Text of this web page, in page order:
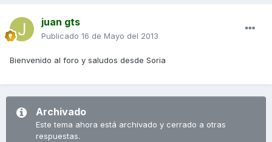
juan gts
Publicado 16 de Mayo del 2013
Bienvenido al foro y saludos desde Soria
Archivado
Este tema ahora está archivado y cerrado a otras
respuestas.